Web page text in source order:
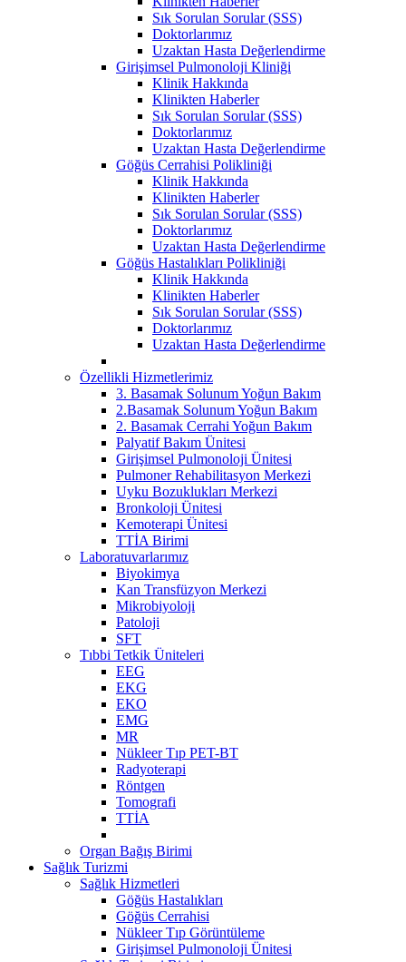
Sık Sorulan Sorular (SSS)
Doktorlarımız
Uzaktan Hasta Değerlendirme
Girişimsel Pulmonoloji Kliniği
Klinik Hakkında
Klinikten Haberler
Sık Sorulan Sorular (SSS)
Doktorlarımız
Uzaktan Hasta Değerlendirme
Göğüs Cerrahisi Polikliniği
Klinik Hakkında
Klinikten Haberler
Sık Sorulan Sorular (SSS)
Doktorlarımız
Uzaktan Hasta Değerlendirme
Göğüs Hastalıkları Polikliniği
Klinik Hakkında
Klinikten Haberler
Sık Sorulan Sorular (SSS)
Doktorlarımız
Uzaktan Hasta Değerlendirme
Özellikli Hizmetlerimiz
3. Basamak Solunum Yoğun Bakım
2.Basamak Solunum Yoğun Bakım
2. Basamak Cerrahi Yoğun Bakım
Palyatif Bakım Ünitesi
Girişimsel Pulmonoloji Ünitesi
Pulmoner Rehabilitasyon Merkezi
Uyku Bozuklukları Merkezi
Bronkoloji Ünitesi
Kemoterapi Ünitesi
TTİA Birimi
Laboratuvarlarımız
Biyokimya
Kan Transfüzyon Merkezi
Mikrobiyoloji
Patoloji
SFT
Tıbbi Tetkik Üniteleri
EEG
EKG
EKO
EMG
MR
Nükleer Tıp PET-BT
Radyoterapi
Röntgen
Tomografi
TTİA
Organ Bağış Birimi
Sağlık Turizmi
Sağlık Hizmetleri
Göğüs Hastalıkları
Göğüs Cerrahisi
Nükleer Tıp Görüntüleme
Girişimsel Pulmonoloji Ünitesi